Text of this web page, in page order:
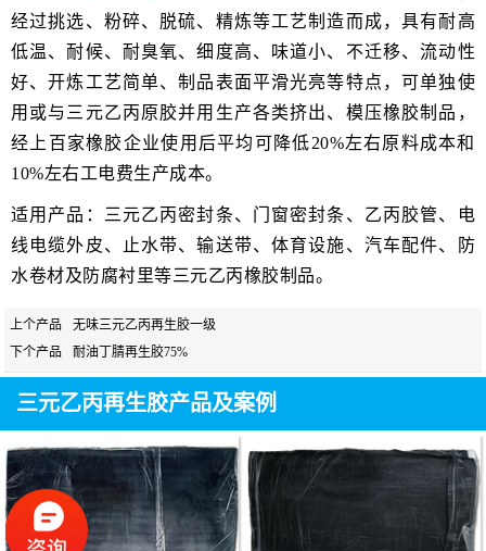
经过挑选、粉碎、脱硫、精炼等工艺制造而成，具有耐高
低温、耐候、耐臭氧、细度高、味道小、不迁移、流动性
好、开炼工艺简单、制品表面平滑光亮等特点，可单独使
用或与三元乙丙原胶并用生产各类挤出、模压橡胶制品，
经上百家橡胶企业使用后平均可降低20%左右原料成本和
10%左右工电费生产成本。
适用产品：三元乙丙密封条、门窗密封条、乙丙胶管、电
线电缆外皮、止水带、输送带、体育设施、汽车配件、防
水卷材及防腐衬里等三元乙丙橡胶制品。
上个产品
无味三元乙丙再生胶一级
下个产品
耐油丁腈再生胶75%
三元乙丙再生胶产品及案例